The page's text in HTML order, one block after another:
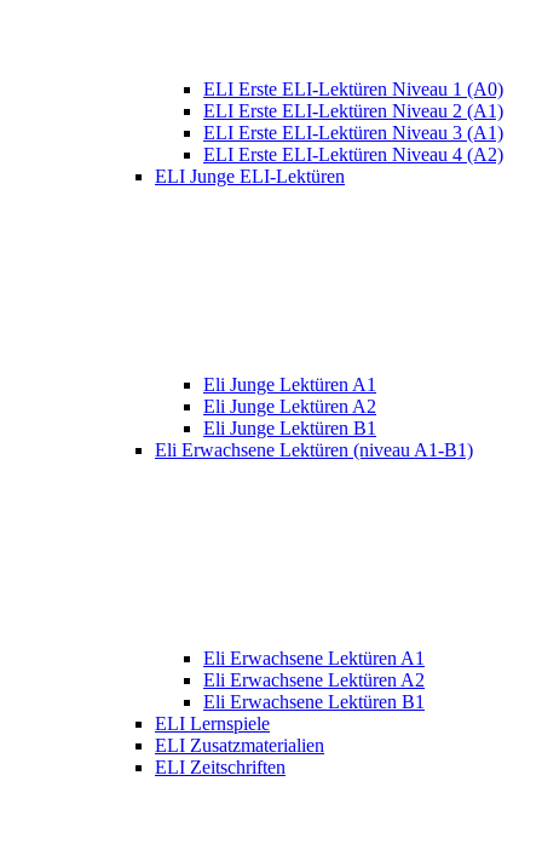
ELI Erste ELI-Lektüren Niveau 1 (A0)
ELI Erste ELI-Lektüren Niveau 2 (A1)
ELI Erste ELI-Lektüren Niveau 3 (A1)
ELI Erste ELI-Lektüren Niveau 4 (A2)
ELI Junge ELI-Lektüren
Eli Junge Lektüren A1
Eli Junge Lektüren A2
Eli Junge Lektüren B1
Eli Erwachsene Lektüren (niveau A1-B1)
Eli Erwachsene Lektüren A1
Eli Erwachsene Lektüren A2
Eli Erwachsene Lektüren B1
ELI Lernspiele
ELI Zusatzmaterialien
ELI Zeitschriften